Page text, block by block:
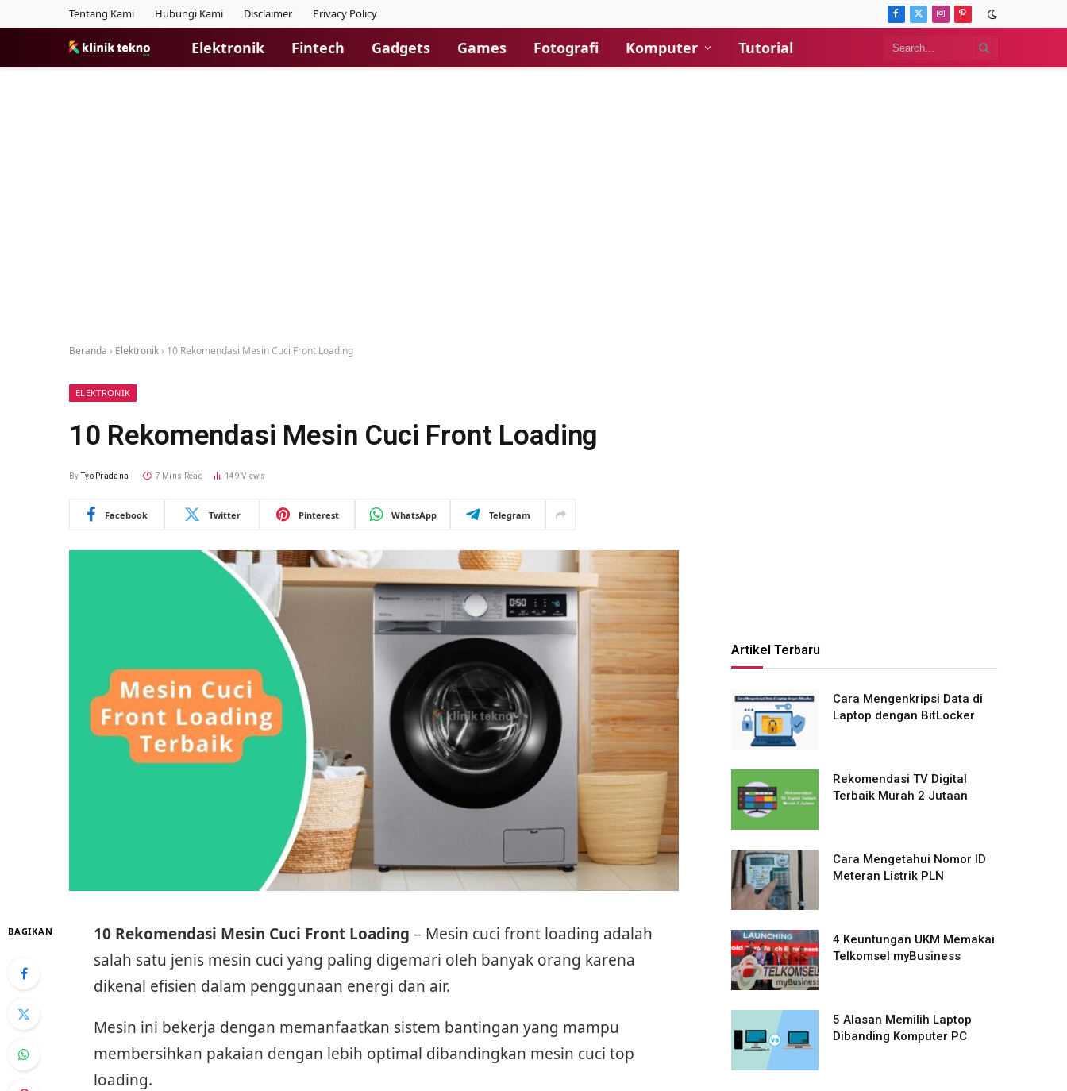
Tentang Kami Hubungi Kami Disclaimer Privacy Policy Facebook
X
Instagram
Pinterest
Elektronik Fintech Gadgets Games Fotografi Komputer Tutorial
Beranda › Elektronik › 10 Rekomendasi Mesin Cuci Front Loading
ELEKTRONIK
10 Rekomendasi Mesin Cuci Front Loading
By Tyo Pradana 7 Mins Read 149Views
Facebook Twitter Pinterest WhatsApp Telegram
BAGIKAN 10 Rekomendasi Mesin Cuci Front Loading – Mesin cuci front loading adalah
salah satu jenis mesin cuci yang paling digemari oleh banyak orang karena
dikenal efisien dalam penggunaan energi dan air.
Mesin ini bekerja dengan memanfaatkan sistem bantingan yang mampu
membersihkan pakaian dengan lebih optimal dibandingkan mesin cuci top
loading.
Artikel Terbaru
Cara Mengenkripsi Data di
Laptop dengan BitLocker
Rekomendasi TV Digital
Terbaik Murah 2 Jutaan
Cara Mengetahui Nomor ID
Meteran Listrik PLN
4 Keuntungan UKM Memakai
Telkomsel myBusiness
5 Alasan Memilih Laptop
Dibanding Komputer PC